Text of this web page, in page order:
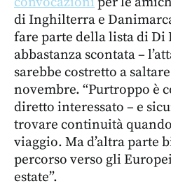
di Inghilterra e
fare parte della lista di Di
abbastanza scontata –
sarebbe costretto a
novembre. “Purtroppo è
diretto interessato – e
trovare continuità
viaggio. Ma d’altra parte
percorso verso gli
estate”.